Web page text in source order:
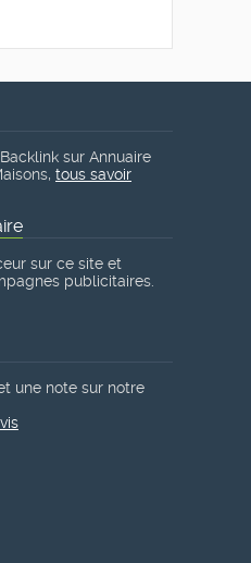
sur Annuaire
tous savoir
sur ce site et
publicitaires.
une note sur notre